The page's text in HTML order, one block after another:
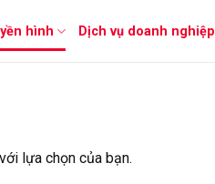
hình Dịch vụ doanh nghiệp
lựa chọn của bạn.